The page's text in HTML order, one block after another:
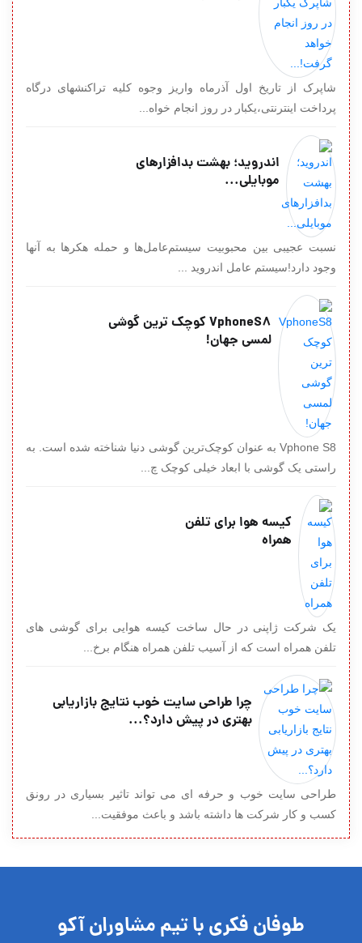
شاپرک از تاریخ اول آذرماه واریز وجوه کلیه تراکنشهای درگاه
پرداخت اینترنتی،یکبار در روز انجام خواه...
اندروید؛ بهشت بدافزارهای
موبایلی...
نسبت عجیبی بین محبوبیت سیستم‌عامل‌ها و حمله هکرها به آنها
وجود دارد!سیستم عامل اندروید ...
VphoneS8 کوچک ترین گوشی
لمسی جهان!
Vphone S8 به عنوان کوچک‌ترین گوشی دنیا شناخته شده است. به
راستی یک گوشی با ابعاد خیلی کوچک چ...
کیسه هوا برای تلفن
همراه
یک شرکت ژاپنی در حال ساخت کیسه هوایی برای گوشی های
تلفن همراه است که از آسیب تلفن همراه هنگام برخ...
چرا طراحی سایت خوب نتایج بازاریابی
بهتری در پیش دارد؟...
طراحی سایت خوب و حرفه ای می تواند تاثیر بسیاری در رونق
کسب و کار شرکت ها داشته باشد و باعث موفقیت...
طوفان فکری با تیم مشاوران آکو